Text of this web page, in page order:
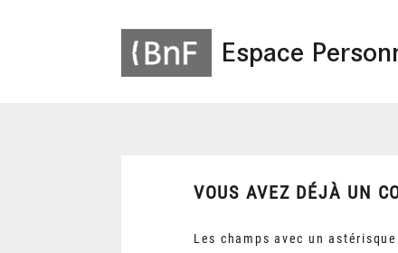
Espace
VOUS AVEZ DÉJÀ UN
Les champs avec un